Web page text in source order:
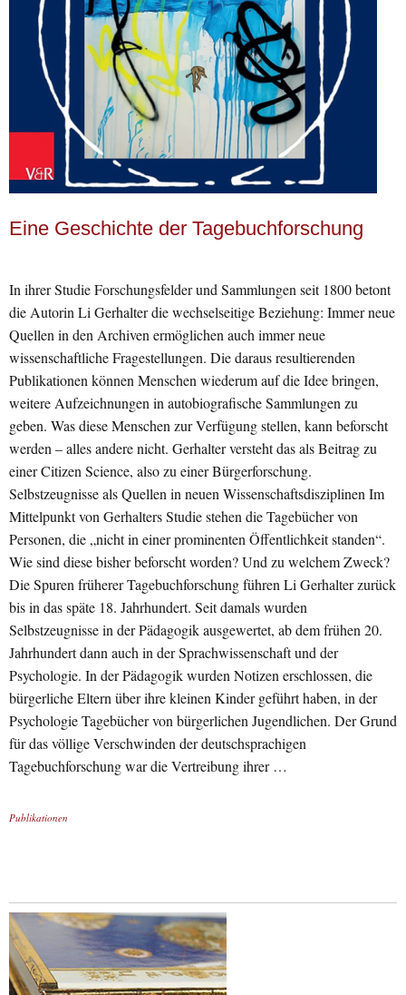
Eine Geschichte der Tagebuchforschung
In ihrer Studie Forschungsfelder und Sammlungen seit 1800 betont
die Autorin Li Gerhalter die wechselseitige Beziehung: Immer neue
Quellen in den Archiven ermöglichen auch immer neue
wissenschaftliche Fragestellungen. Die daraus resultierenden
Publikationen können Menschen wiederum auf die Idee bringen,
weitere Aufzeichnungen in autobiografische Sammlungen zu
geben. Was diese Menschen zur Verfügung stellen, kann beforscht
werden – alles andere nicht. Gerhalter versteht das als Beitrag zu
einer Citizen Science, also zu einer Bürgerforschung.
Selbstzeugnisse als Quellen in neuen Wissenschaftsdisziplinen Im
Mittelpunkt von Gerhalters Studie stehen die Tagebücher von
Personen, die „nicht in einer prominenten Öffentlichkeit standen“.
Wie sind diese bisher beforscht worden? Und zu welchem Zweck?
Die Spuren früherer Tagebuchforschung führen Li Gerhalter zurück
bis in das späte 18. Jahrhundert. Seit damals wurden
Selbstzeugnisse in der Pädagogik ausgewertet, ab dem frühen 20.
Jahrhundert dann auch in der Sprachwissenschaft und der
Psychologie. In der Pädagogik wurden Notizen erschlossen, die
bürgerliche Eltern über ihre kleinen Kinder geführt haben, in der
Psychologie Tagebücher von bürgerlichen Jugendlichen. Der Grund
für das völlige Verschwinden der deutschsprachigen
Tagebuchforschung war die Vertreibung ihrer …
Publikationen